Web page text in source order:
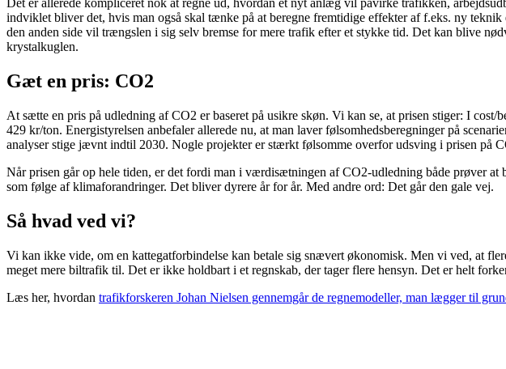
Det er allerede kompliceret nok at regne ud, hvordan et nyt anlæg vil påvirke trafikken,
indviklet bliver det, hvis man også skal tænke på at beregne fremtidige effekter af f.eks. ny
den anden side vil trængslen i sig selv bremse for mere trafik efter et stykke tid. Det kan blive
krystalkuglen.
Gæt en pris: CO2
At sætte en pris på udledning af CO2 er baseret på usikre skøn. Vi kan se, at prisen stiger: I
429 kr/ton. Energistyrelsen anbefaler allerede nu, at man laver følsomhedsberegninger på
analyser stige jævnt indtil 2030. Nogle projekter er stærkt følsomme overfor udsving i prisen på
Når prisen går op hele tiden, er det fordi man i værdisætningen af CO2-udledning både prøver
som følge af klimaforandringer. Det bliver dyrere år for år. Med andre ord: Det går den gale vej.
Så hvad ved vi?
Vi kan ikke vide, om en kattegatforbindelse kan betale sig snævert økonomisk. Men vi ved, at
meget mere biltrafik til. Det er ikke holdbart i et regnskab, der tager flere hensyn. Det er helt
Læs her, hvordan trafikforskeren Johan Nielsen gennemgår de regnemodeller, man lægger til